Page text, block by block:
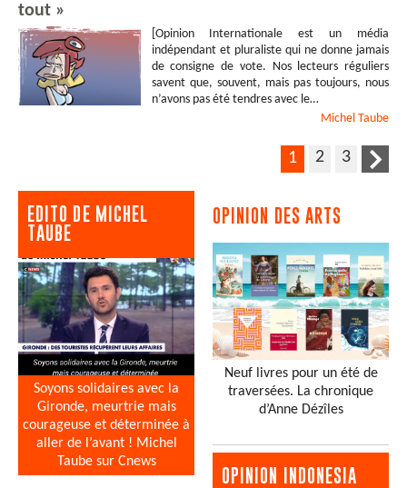
tout »
[Opinion Internationale est un média
indépendant et pluraliste qui ne donne jamais
de consigne de vote. Nos lecteurs réguliers
savent que, souvent, mais pas toujours, nous
n’avons pas été tendres avec le…
Michel Taube
1 2 3
EDITO DE MICHEL
TAUBE
Soyons solidaires avec la
Gironde, meurtrie mais
courageuse et déterminée à
aller de l’avant ! Michel
Taube sur Cnews
OPINION DES ARTS
Neuf livres pour un été de
traversées. La chronique
d’Anne Dézîles
OPINION INDONESIA